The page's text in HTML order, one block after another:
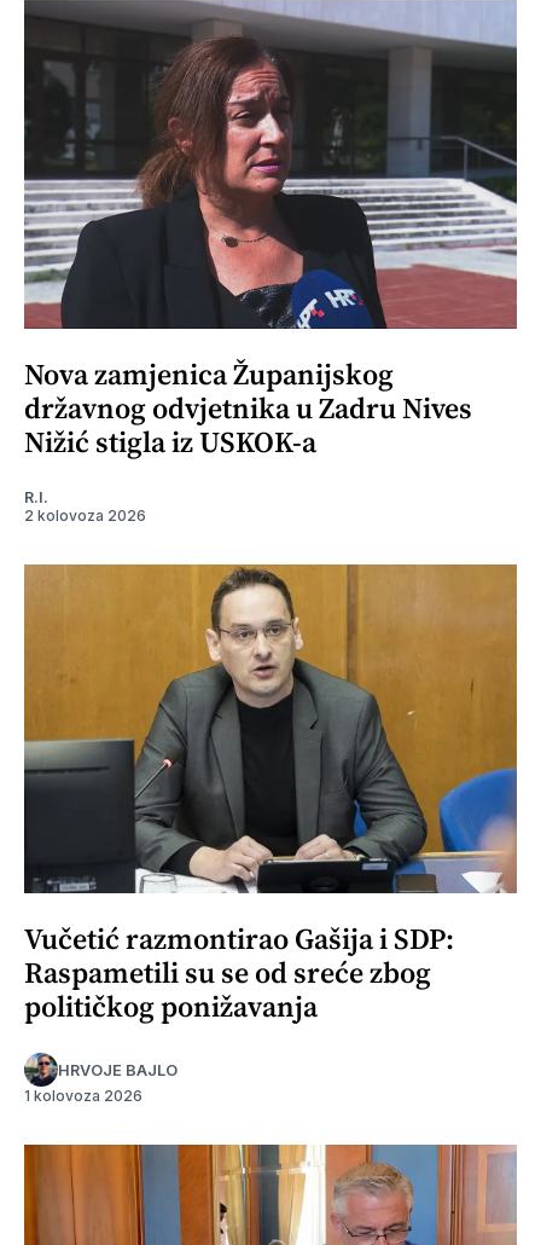
Nova zamjenica Županijskog
državnog odvjetnika u Zadru Nives
Nižić stigla iz USKOK-a
R.I.
2 kolovoza 2026
Vučetić razmontirao Gašija i SDP:
Raspametili su se od sreće zbog
političkog ponižavanja
HRVOJE BAJLO
1 kolovoza 2026